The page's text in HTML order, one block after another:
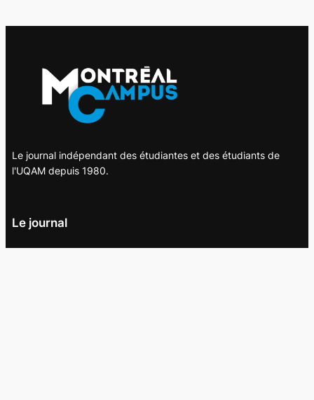
Le journal indépendant des étudiantes et des étudiants de
l'UQAM depuis 1980.
Le journal